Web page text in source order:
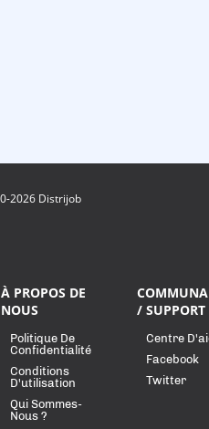
2026 Distrijob
À PROPOS DE
NOUS
Politique De
Confidentialité
Conditions
D'utilisation
Qui Sommes-
Nous ?
/ SUPPORT
Centre
Facebook
Twitter